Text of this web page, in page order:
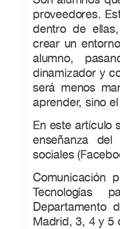
proveedores.
dentro de
crear un
alumno,
dinamizador y
será menos
aprender, sino
En este artículo
enseñanza
sociales
Comunicación
Tecnologías
Departamento
Madrid, 3, 4 y 5